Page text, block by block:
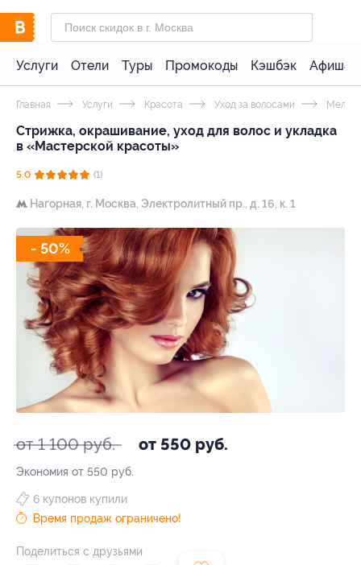
Услуги Отели Туры Промокоды Кэшбэк Афиша
Главная Услуги Красота Уход за волосами
Стрижка, окрашивание, уход для волос и укладка
в «Мастерской красоты»
5.0 (1)
Нагорная, г. Москва, Электролитный пр., д. 16, к. 1
- 50%
от 1 100 руб. от 550 руб.
Экономия от 550 руб.
6 купонов купили
Время продаж ограничено!
Поделиться с друзьями